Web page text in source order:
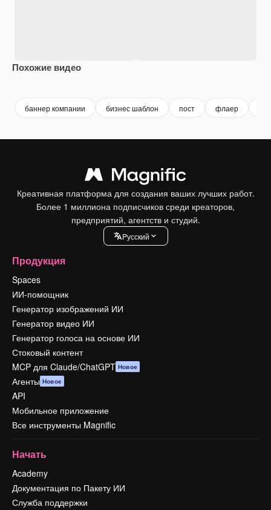
Похожие видео
баннер компании бизнес шаблон пост флаер
Креативная платформа для создания ваших лучших работ.
Более 1 миллиона подписчиков среди креаторов,
предприятий, агентств и студий.
Pусский
Продукция
Spaces
ИИ-помощник
Генератор изображений ИИ
Генератор видео ИИ
Генератор голоса на основе ИИ
Стоковый контент
MCP для Claude/ChatGPT Новое
Агенты Новое
API
Мобильное приложение
Все инструменты Magnific
Начать
Academy
Документация по Пакету ИИ
Служба поддержки